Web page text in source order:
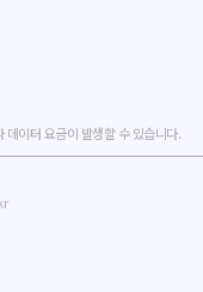
데이터 요금이 발생할 수 있습니다.